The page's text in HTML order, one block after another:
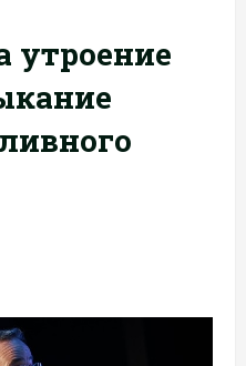
утроение